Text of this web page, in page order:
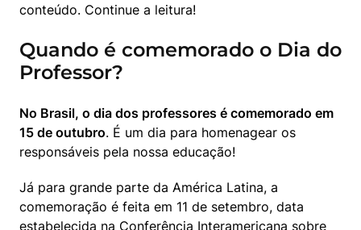
conteúdo. Continue a leitura!
Quando é comemorado o Dia do
Professor?
No Brasil, o dia dos professores é comemorado em
15 de outubro. É um dia para homenagear os
responsáveis pela nossa educação!
Já para grande parte da América Latina, a
comemoração é feita em 11 de setembro, data
estabelecida na Conferência Interamericana sobre